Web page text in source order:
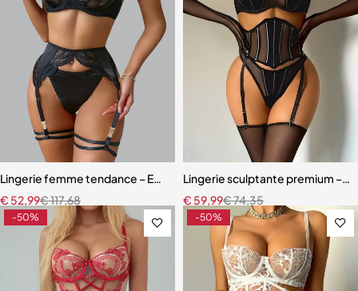
Lingerie femme tendance – Ensemble coordonné en dentelle et
€117,68
€ 52,99
Lingerie sculptante premium –
€74,35
€ 59,99
-50% -50%